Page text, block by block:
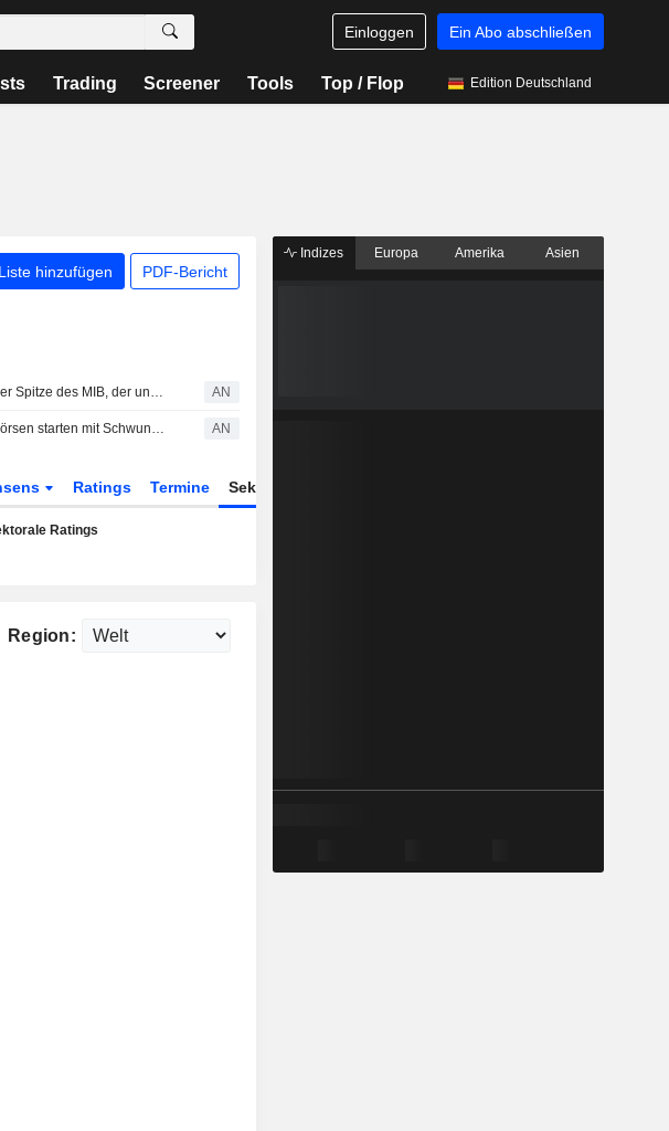
Einloggen Ein Abo abschließen
Trading Screener Tools Top / Flop Edition Deutschland
hinzufügen PDF-Bericht
Leonardo an der Spitze des MIB, der unter Europas Börsen glänzt AN
Europäische Börsen starten mit Schwung, Rüstungswerte im MIB gefragt AN
Ratings Termine Sektor
Ratings
Region:
Indizes Europa Amerika Asien